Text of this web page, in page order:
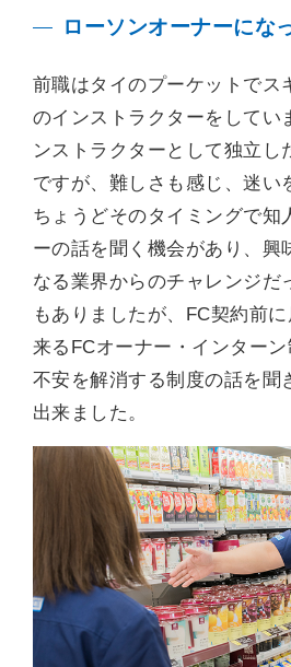
ローソンオーナーにな
前職はタイのプーケットでス
のインストラクターをしてい
ンストラクターとして独立し
ですが、難しさも感じ、迷い
ちょうどそのタイミングで知
ーの話を聞く機会があり、興
なる業界からのチャレンジだ
もありましたが、FC契約前
来るFCオーナー・インター
不安を解消する制度の話を聞
出来ました。